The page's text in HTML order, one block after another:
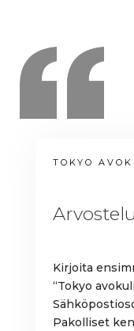
TOKYO
Kirjoita
“Tokyo
Pakolliset